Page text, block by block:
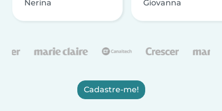
Nerina Giovanna
Cadastre-me!